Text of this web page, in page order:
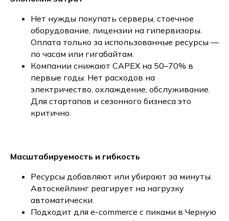
Нет нужды покупать серверы, стоечное
оборудование, лицензии на гипервизоры.
Оплата только за использованные ресурсы —
по часам или гигабайтам.
Компании снижают CAPEX на 50–70% в
первые годы. Нет расходов на
электричество, охлаждение, обслуживание.
Для стартапов и сезонного бизнеса это
критично.
Масштабируемость и гибкость
Ресурсы добавляют или убирают за минуты.
Автоскейлинг реагирует на нагрузку
автоматически.
Подходит для e-commerce с пиками в Черную